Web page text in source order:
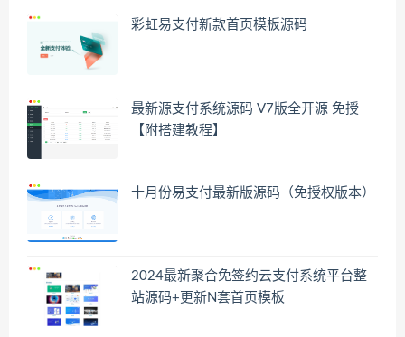
彩虹易支付新款首页模板源码
最新源支付系统源码 V7版全开源 免授
【附搭建教程】
十月份易支付最新版源码（免授权版本）
2024最新聚合免签约云支付系统平台整
站源码+更新N套首页模板